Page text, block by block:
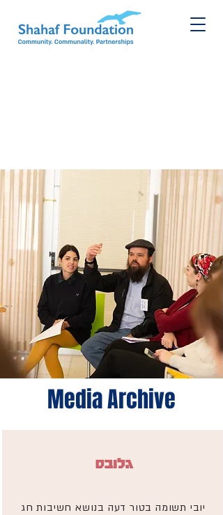
Media Archive
יובי תשומה בטור דעה בנושא חשיבות חג